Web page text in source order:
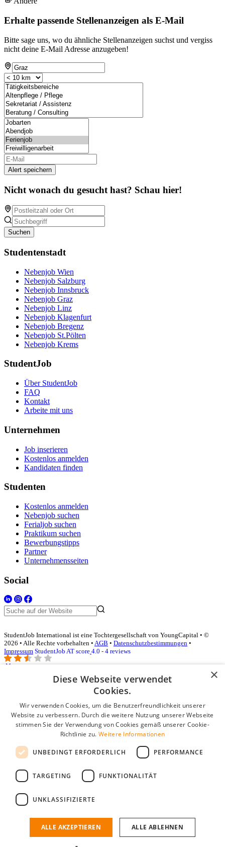
Erhalte passende Stellenanzeigen als E-Mail
Bitte sage uns, wo du ähnliche Stellenanzeigen suchst und vergiss
nicht deine E-Mail Adresse anzugeben!
Alert speichern
Nicht wonach du gesucht hast? Schau hier!
Suchen
Studentenstadt
Nebenjob Wien
Nebenjob Salzburg
Nebenjob Innsbruck
Nebenjob Graz
Nebenjob Linz
Nebenjob Klagenfurt
Nebenjob Bregenz
Nebenjob St.Pölten
Nebenjob Krems
StudentJob
Über StudentJob
FAQ
Kontakt
Arbeite mit uns
Unternehmen
Job inserieren
Kostenlos anmelden
Kandidaten finden
Studenten
Kostenlos anmelden
Nebenjob suchen
Ferialjob suchen
Praktikum suchen
Bewerbungstipps
Partner
Unternehmensseiten
Social
StudentJob International ist eine Tochtergesellschaft von YoungCapital • ©
2026 • Alle Rechte vorbehalten • AGB • Datenschutzbestimmungen •
Impressum StudentJob AT score 4.0 - 4 reviews
Login für Unternehmen
E-Mail*
Passwort
Angemeldet bleiben
Passwort vergessen?
Kostenloses Unternehmensprofil
Wenn Sie sich registriert haben, können Sie ein Unternehmensprofil
passenden Mitarbeiter zu finden.
×
Diese Webseite verwendet
Cookies.
Wir verwenden Cookies, um die Benutzerfreundlichkeit unserer
Website zu verbessern. Durch die weitere Nutzung unserer Webseite
stimmen Sie der Verwendung von Cookies gemäß unserer Cookie-
Richtlinie zu. Weitere Informationen
UNBEDINGT ERFORDERLICH PERFORMANCE
TARGETING FUNKTIONALITÄT
UNKLASSIFIZIERTE
ALLE AKZEPTIEREN ALLE ABLEHNEN